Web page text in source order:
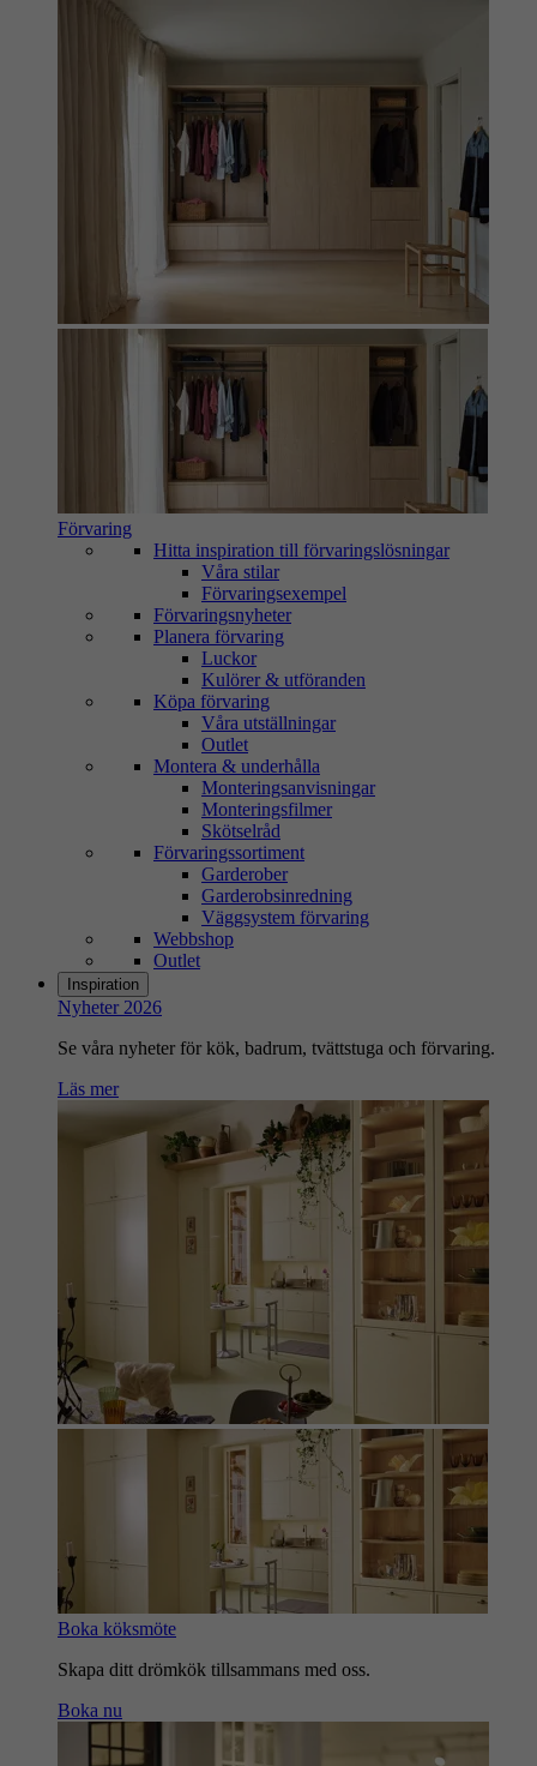
Förvaring
Hitta inspiration till förvaringslösningar
Våra stilar
Förvaringsexempel
Förvaringsnyheter
Planera förvaring
Luckor
Kulörer & utföranden
Köpa förvaring
Våra utställningar
Outlet
Montera & underhålla
Monteringsanvisningar
Monteringsfilmer
Skötselråd
Förvaringssortiment
Garderober
Garderobsinredning
Väggsystem förvaring
Webbshop
Outlet
Inspiration
Nyheter 2026
Se våra nyheter för kök, badrum, tvättstuga och förvaring.
Läs mer
Boka köksmöte
Skapa ditt drömkök tillsammans med oss.
Boka nu